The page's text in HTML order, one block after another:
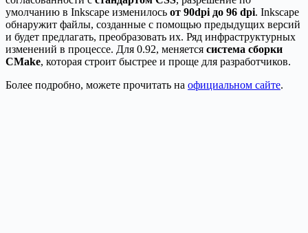
умолчанию в Inkscape изменилось от 90dpi до 96 dpi. Inkscape
обнаружит файлы, созданные с помощью предыдущих версий
и будет предлагать, преобразовать их. Ряд инфраструктурных
изменений в процессе. Для 0.92, меняется система сборки
CMake, которая строит быстрее и проще для разработчиков.
Более подробно, можете прочитать на официальном сайте.